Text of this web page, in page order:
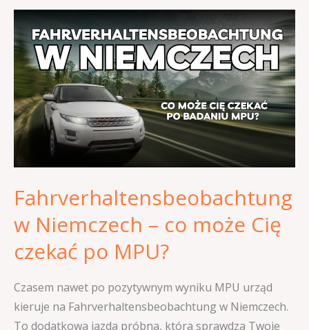
Fahrverhaltensbeobachtung
w Niemczech – co może Cię
czekać po MPU?
Czasem nawet po pozytywnym wyniku MPU urząd
kieruje na Fahrverhaltensbeobachtung w Niemczech.
To dodatkowa jazda próbna, która sprawdza Twoje
Fahrverhaltensbeobachtung
w
Niemczech
–
co
może
Cię
MPU?